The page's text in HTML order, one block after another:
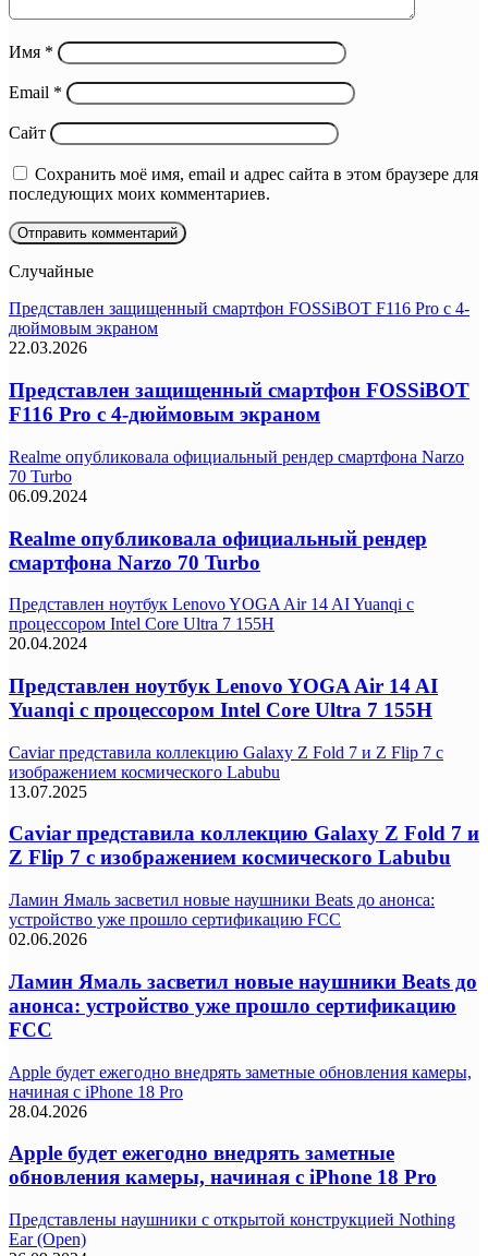
Имя *
Email *
Сайт
Сохранить моё имя, email и адрес сайта в этом браузере для
последующих моих комментариев.
Случайные
Представлен защищенный смартфон FOSSiBOT F116 Pro с 4-
дюймовым экраном
22.03.2026
Представлен защищенный смартфон FOSSiBOT
F116 Pro с 4-дюймовым экраном
Realme опубликовала официальный рендер смартфона Narzo
70 Turbo
06.09.2024
Realme опубликовала официальный рендер
смартфона Narzo 70 Turbo
Представлен ноутбук Lenovo YOGA Air 14 AI Yuanqi с
процессором Intel Core Ultra 7 155H
20.04.2024
Представлен ноутбук Lenovo YOGA Air 14 AI
Yuanqi с процессором Intel Core Ultra 7 155H
Caviar представила коллекцию Galaxy Z Fold 7 и Z Flip 7 с
изображением космического Labubu
13.07.2025
Caviar представила коллекцию Galaxy Z Fold 7 и
Z Flip 7 с изображением космического Labubu
Ламин Ямаль засветил новые наушники Beats до анонса:
устройство уже прошло сертификацию FCC
02.06.2026
Ламин Ямаль засветил новые наушники Beats до
анонса: устройство уже прошло сертификацию
FCC
Apple будет ежегодно внедрять заметные обновления камеры,
начиная с iPhone 18 Pro
28.04.2026
Apple будет ежегодно внедрять заметные
обновления камеры, начиная с iPhone 18 Pro
Представлены наушники с открытой конструкцией Nothing
Ear (Open)